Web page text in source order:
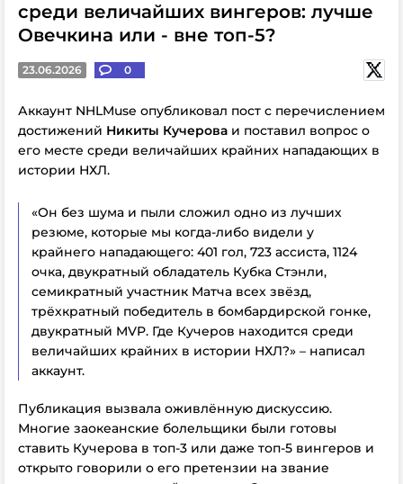
среди величайших вингеров: лучше
Овечкина или - вне топ-5?
23.06.2026 0
Аккаунт NHLMuse опубликовал пост с перечислением
достижений Никиты Кучерова и поставил вопрос о
его месте среди величайших крайних нападающих в
истории НХЛ.
«Он без шума и пыли сложил одно из лучших
резюме, которые мы когда-либо видели у
крайнего нападающего: 401 гол, 723 ассиста, 1124
очка, двукратный обладатель Кубка Стэнли,
семикратный участник Матча всех звёзд,
трёхкратный победитель в бомбардирской гонке,
двукратный MVP. Где Кучеров находится среди
величайших крайних в истории НХЛ?» – написал
аккаунт.
Публикация вызвала оживлённую дискуссию.
Многие заокеанские болельщики были готовы
ставить Кучерова в топ-3 или даже топ-5 вингеров и
открыто говорили о его претензии на звание